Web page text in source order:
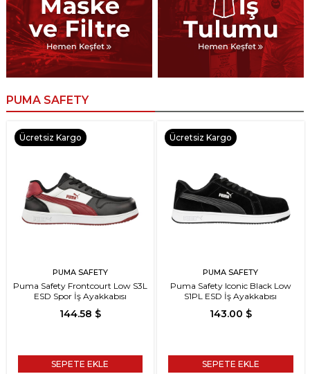
PUMA SAFETY
PUMA SAFETY
Puma Safety Frontcourt Low S3L
ESD Spor İş Ayakkabısı
144.58 $
SEPETE EKLE
Ücretsiz Kargo
PUMA SAFETY
Puma Safety Iconic Black Low
S1PL ESD İş Ayakkabısı
143.00 $
SEPETE EKLE
Ücretsiz Kargo